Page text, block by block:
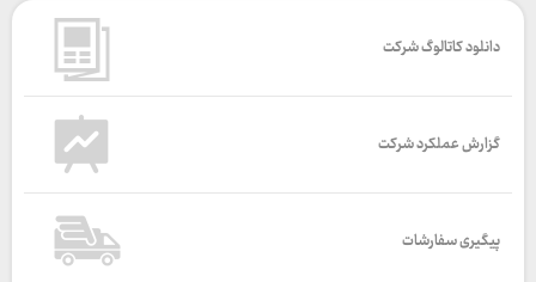
دانلود کاتالوگ شرکت
گزارش عملکرد شرکت
پیگیری سفارشات